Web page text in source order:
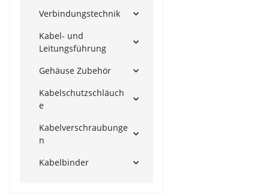
Verbindungstechnik
Kabel- und
Leitungsführung
Gehäuse Zubehör
Kabelschutzschläuch
e
Kabelverschraubunge
n
Kabelbinder